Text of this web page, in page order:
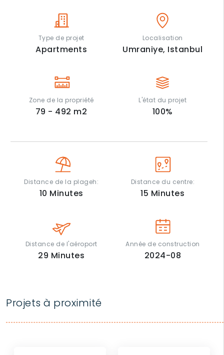
Type de projet
Apartments
Localisation
Umraniye, Istanbul
Zone de la propriété
79 - 492 m2
L'état du projet
100%
Distance de la plageh:
10 Minutes
Distance du centre:
15 Minutes
Distance de l'aéroport
29 Minutes
Année de construction
2024-08
Projets à proximité